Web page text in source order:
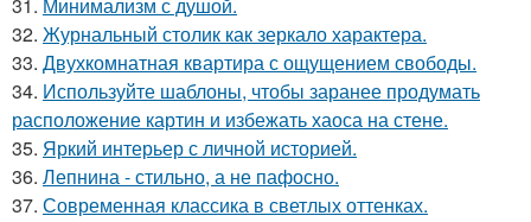
32. Журнальный столик как зеркало характера.
33. Двухкомнатная квартира с ощущением свободы.
34. Используйте шаблоны, чтобы заранее продумать
расположение картин и избежать хаоса на стене.
35. Яркий интерьер с личной историей.
36. Лепнина - стильно, а не пафосно.
37. Современная классика в светлых оттенках.